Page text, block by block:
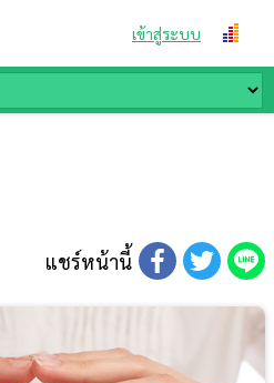
เข้าสู่ระบบ
แชร์หน้านี้